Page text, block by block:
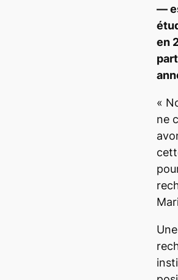
—
en
«
ne